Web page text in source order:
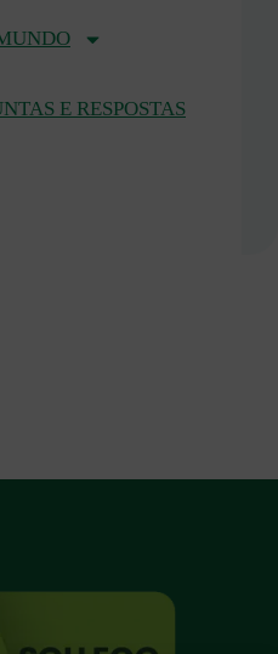
E RESPOSTAS